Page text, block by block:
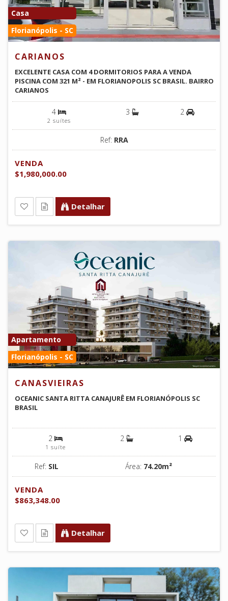
Casa
Florianópolis - SC
CARIANOS
EXCELENTE CASA COM 4 DORMITORIOS PARA A VENDA
PISCINA COM 321 M² - EM FLORIANOPOLIS SC BRASIL. BAIRRO
CARIANOS
4
2 suítes
3 2
Ref: RRA
VENDA
$1,980,000.00
Detalhar
Apartamento
Florianópolis - SC
CANASVIEIRAS
OCEANIC SANTA RITTA CANAJURÊ EM FLORIANÓPOLIS SC
BRASIL
2
1 suíte
2 1
Ref: SIL Área: 74.20m²
VENDA
$863,348.00
Detalhar